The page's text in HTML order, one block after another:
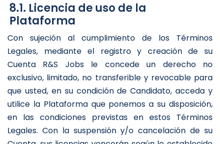
8.1. Licencia de uso de la
Plataforma
Con sujeción al cumplimiento de los Términos
Legales, mediante el registro y creación de su
Cuenta R&S Jobs le concede un derecho no
exclusivo, limitado, no transferible y revocable para
que usted, en su condición de Candidato, acceda y
utilice la Plataforma que ponemos a su disposición,
en las condiciones previstas en estos Términos
Legales. Con la suspensión y/o cancelación de su